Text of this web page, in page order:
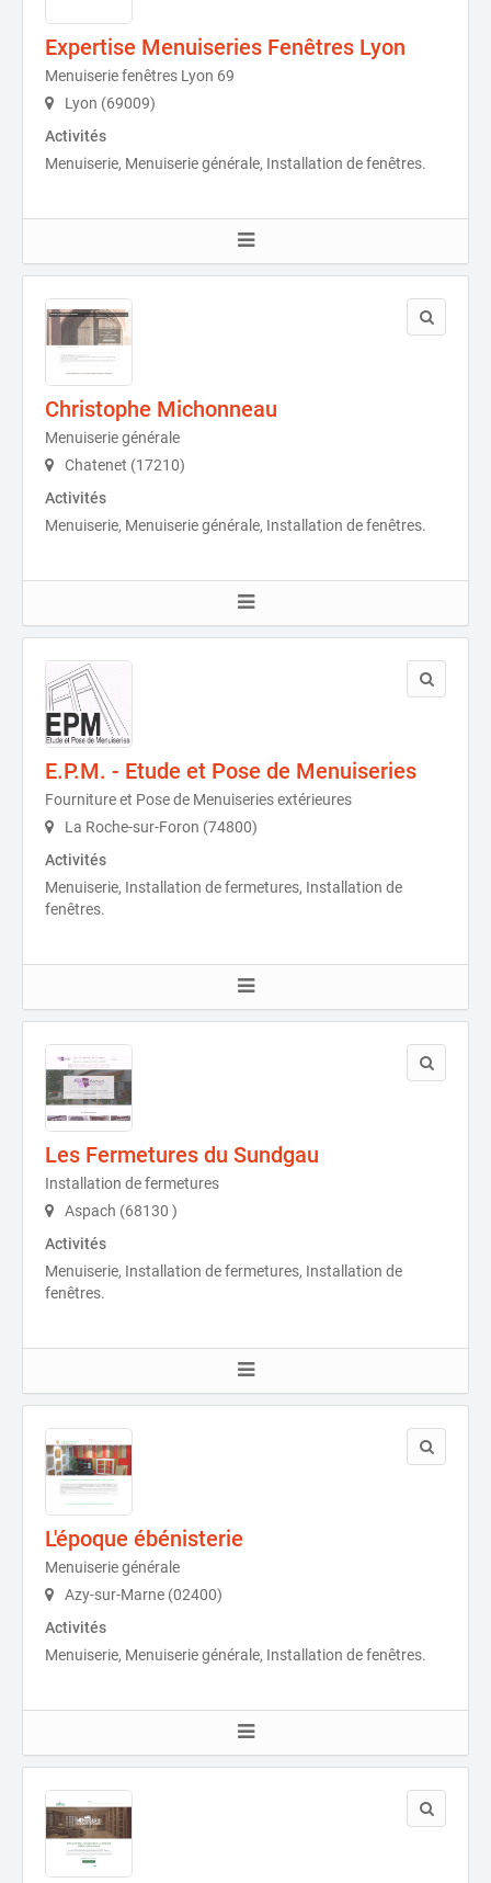
Expertise Menuiseries Fenêtres Lyon
Menuiserie fenêtres Lyon 69
Lyon (69009)
Activités
Menuiserie, Menuiserie générale, Installation de fenêtres.
Christophe Michonneau
Menuiserie générale
Chatenet (17210)
Activités
Menuiserie, Menuiserie générale, Installation de fenêtres.
E.P.M. - Etude et Pose de Menuiseries
Fourniture et Pose de Menuiseries extérieures
La Roche-sur-Foron (74800)
Activités
Menuiserie, Installation de fermetures, Installation de
fenêtres.
Les Fermetures du Sundgau
Installation de fermetures
Aspach (68130 )
Activités
Menuiserie, Installation de fermetures, Installation de
fenêtres.
L'époque ébénisterie
Menuiserie générale
Azy-sur-Marne (02400)
Activités
Menuiserie, Menuiserie générale, Installation de fenêtres.